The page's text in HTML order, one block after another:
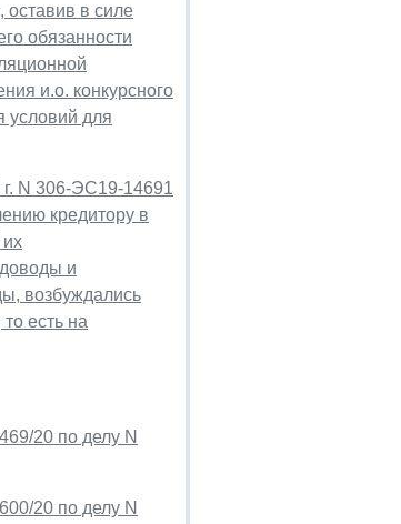
оставив в силе
обязанности
и.о. конкурсного
условий для
N 306-ЭС19-14691
кредитору в
и
возбуждались
есть на
20 по делу N
20 по делу N